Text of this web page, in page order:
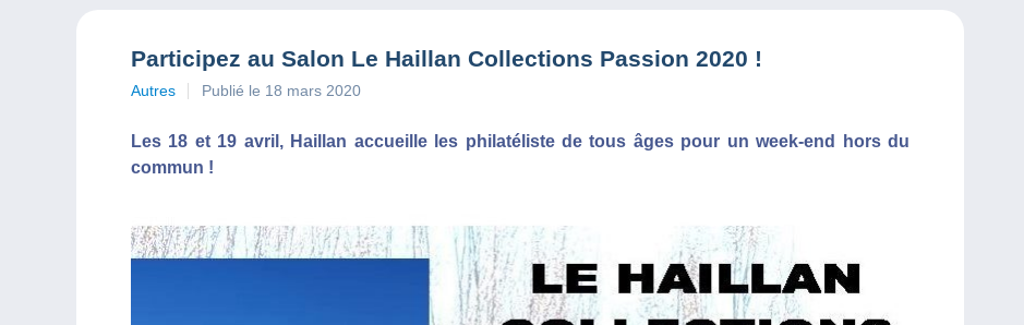
Participez au Salon Le Haillan Collections Passion 2020 !
Autres Publié le 18 mars 2020
Les 18 et 19 avril, Haillan accueille les philatéliste de tous âges pour un week-end hors du
commun !